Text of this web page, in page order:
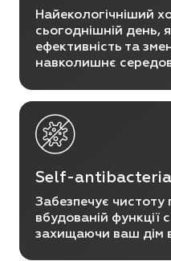
Найекологічніший
сьогоднішній день,
ефективність та
навколишнє
Self-
Забезпечує чистоту
вбудованій функції
захищаючи ваш дім